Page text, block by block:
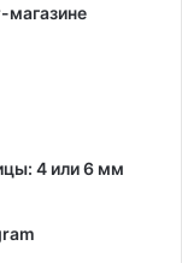
магазине
4 или 6 мм